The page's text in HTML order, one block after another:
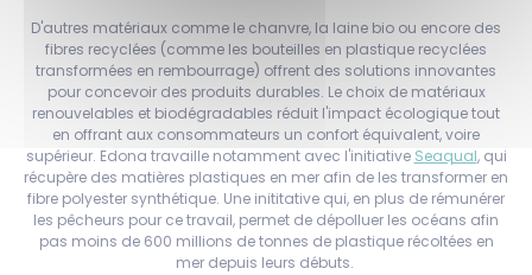
D'autres matériaux comme le chanvre, la laine bio ou encore des
fibres recyclées (comme les bouteilles en plastique recyclées
transformées en rembourrage) offrent des solutions innovantes
pour concevoir des produits durables. Le choix de matériaux
renouvelables et biodégradables réduit l'impact écologique tout
en offrant aux consommateurs un confort équivalent, voire
supérieur. Edona travaille notamment avec l'initiative Seaqual, qui
récupère des matières plastiques en mer afin de les transformer en
fibre polyester synthétique. Une inititative qui, en plus de rémunérer
les pêcheurs pour ce travail, permet de dépolluer les océans afin
pas moins de 600 millions de tonnes de plastique récoltées en
mer depuis leurs débuts.